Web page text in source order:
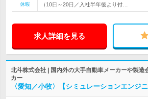
休暇
（10日～20日／入社半年後より付…
求人詳細を見る
北斗株式会社 | 国内外の大手自動車メーカーや製造
カー
〈愛知／小牧〉【シミュレーションエンジ